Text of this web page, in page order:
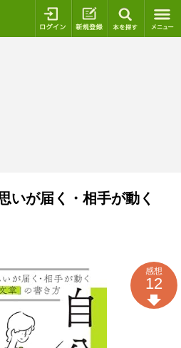
ログイン 新規登録
いが届く・相手が動く
感想
12